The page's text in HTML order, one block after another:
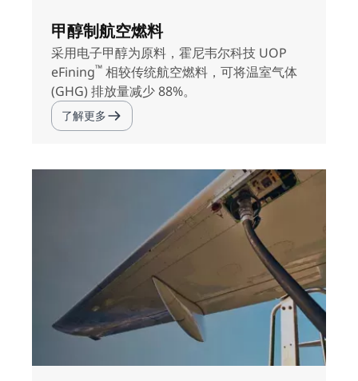
甲醇制航空燃料
采用电子甲醇为原料，霍尼韦尔科技 UOP
eFining™ 相较传统航空燃料，可将温室气体
(GHG) 排放量减少 88%。
了解更多